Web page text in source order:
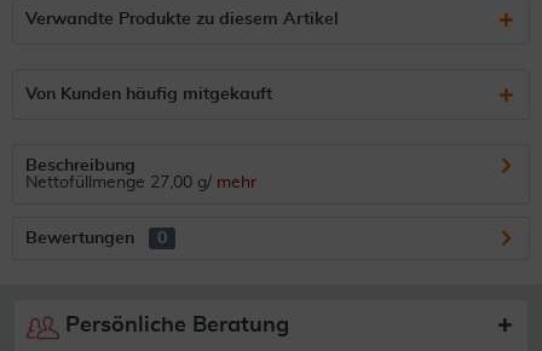
Verwandte Produkte zu diesem Artikel
Von Kunden häufig mitgekauft
Beschreibung
Nettofüllmenge 27,00 g/ mehr
Bewertungen 0
Persönliche Beratung